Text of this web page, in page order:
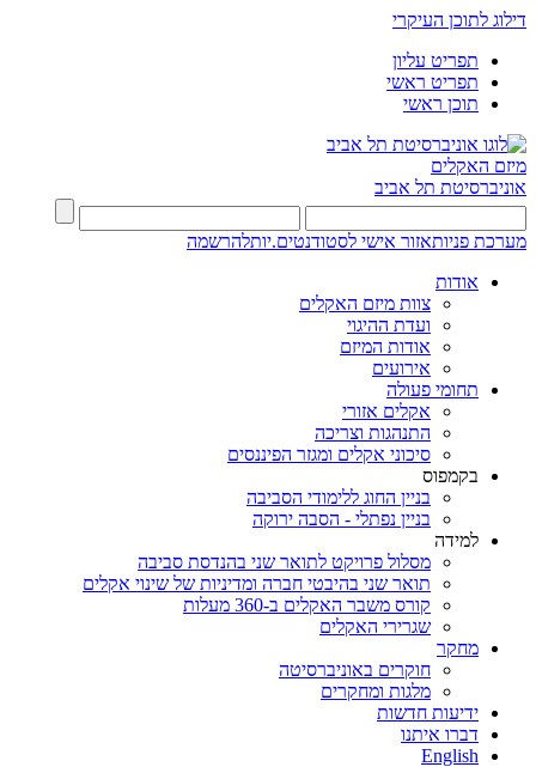
דילוג לתוכן העיקרי
תפריט עליון
תפריט ראשי
תוכן ראשי
מיזם האקלים
אוניברסיטת תל אביב
מערכת פניותאזור אישי לסטודנטים.יותלהרשמה
אודות
צוות מיזם האקלים
ועדת ההיגוי
אודות המיזם
אירועים
תחומי פעולה
אקלים אזורי
התנהגות וצריכה
סיכוני אקלים ומגזר הפיננסים
בקמפוס
בניין החוג ללימודי הסביבה
בניין נפתלי - הסבה ירוקה
למידה
מסלול פרויקט לתואר שני בהנדסת סביבה
תואר שני בהיבטי חברה ומדיניות של שינוי אקלים
קורס משבר האקלים ב-360 מעלות
שגרירי האקלים
מחקר
חוקרים באוניברסיטה
מלגות ומחקרים
ידיעות חדשות
דברו איתנו
English